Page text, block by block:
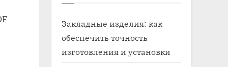
Закладные изделия: как
обеспечить точность
изготовления и установки